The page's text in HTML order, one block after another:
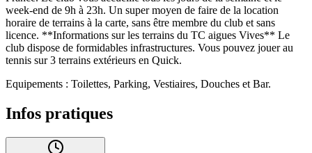
week-end de 9h à 23h. Un super moyen de faire de la location
horaire de terrains à la carte, sans être membre du club et sans
licence. **Informations sur les terrains du TC aigues Vives** Le
club dispose de formidables infrastructures. Vous pouvez jouer au
tennis sur 3 terrains extérieurs en Quick.
Equipements : Toilettes, Parking, Vestiaires, Douches et Bar.
Infos pratiques